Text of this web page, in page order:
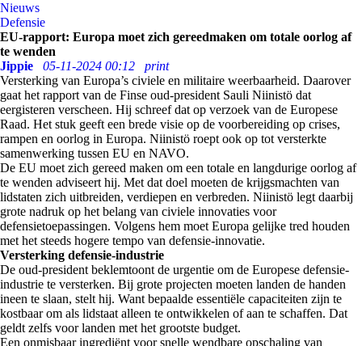
Nieuws
Defensie
EU-rapport: Europa moet zich gereedmaken om totale oorlog af
te wenden
Jippie
05-11-2024 00:12
print
Versterking van Europa’s civiele en militaire weerbaarheid. Daarover
gaat het rapport van de Finse oud-president Sauli Niinistö dat
eergisteren verscheen. Hij schreef dat op verzoek van de Europese
Raad. Het stuk geeft een brede visie op de voorbereiding op crises,
rampen en oorlog in Europa. Niinistö roept ook op tot versterkte
samenwerking tussen EU en NAVO.
De EU moet zich gereed maken om een totale en langdurige oorlog af
te wenden adviseert hij. Met dat doel moeten de krijgsmachten van
lidstaten zich uitbreiden, verdiepen en verbreden. Niinistö legt daarbij
grote nadruk op het belang van civiele innovaties voor
defensietoepassingen. Volgens hem moet Europa gelijke tred houden
met het steeds hogere tempo van defensie-innovatie.
Versterking defensie-industrie
De oud-president beklemtoont de urgentie om de Europese defensie-
industrie te versterken. Bij grote projecten moeten landen de handen
ineen te slaan, stelt hij. Want bepaalde essentiële capaciteiten zijn te
kostbaar om als lidstaat alleen te ontwikkelen of aan te schaffen. Dat
geldt zelfs voor landen met het grootste budget.
Een onmisbaar ingrediënt voor snelle wendbare opschaling van